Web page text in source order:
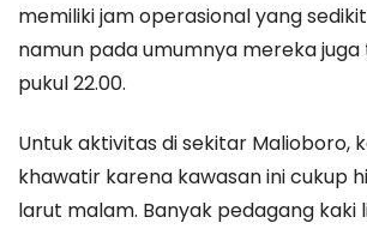
memiliki jam operasional yang
namun pada umumnya mereka
pukul 22.00.
Untuk aktivitas di sekitar Malioboro,
khawatir karena kawasan ini cukup
larut malam. Banyak pedagang